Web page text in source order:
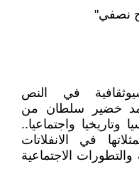
نصفي"
في النص
خضير سلطان من
وتاريخيا واجتماعيا..
في الانفلاتات
الاجتماعية